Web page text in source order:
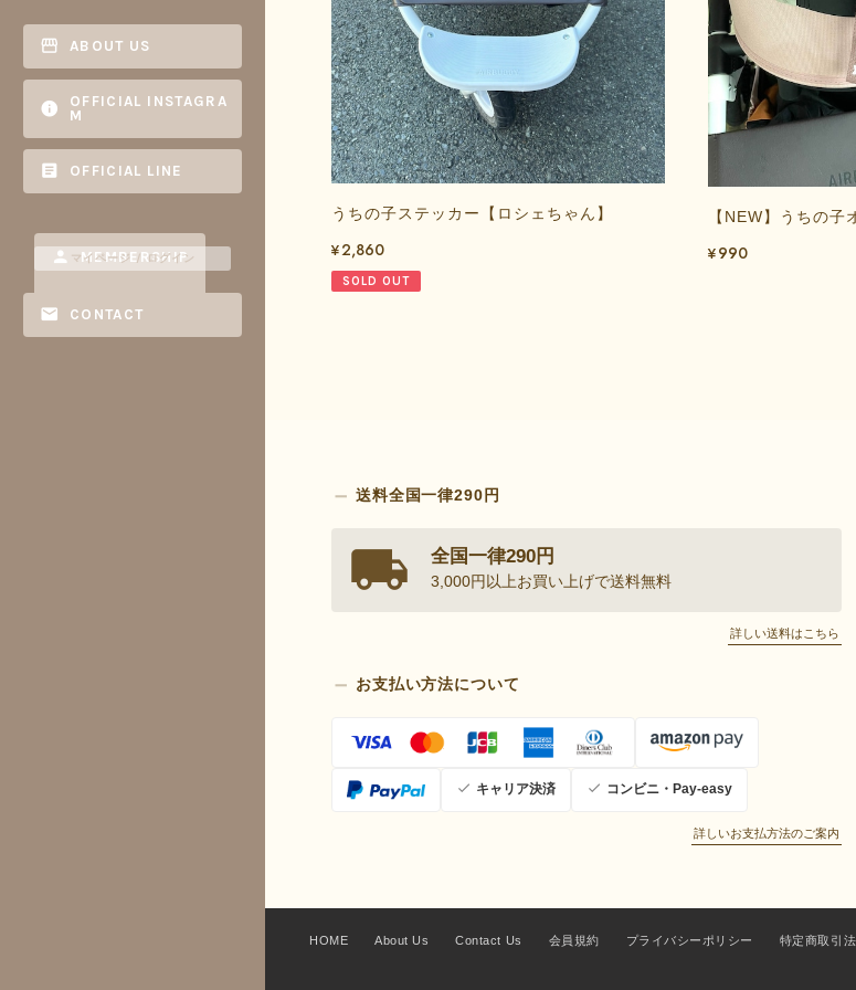
ABOUT US
OFFICIAL INSTAGRA
M
OFFICIAL LINE
MEMBERSHIP
マイページ / ログイン
CONTACT
うちの子ステッカー【ロシェちゃん】
¥2,860
SOLD OUT
【NEW】うちの
¥990
送料全国一律290円
全国一律290円
3,000円以上お買い上げで送料無料
詳しい送料はこちら
お支払い方法について
キャリア決済 コンビニ・Pay-easy
詳しいお支払方法のご案内
HOME About Us Contact Us 会員規約 プライバシーポリシー 特定商取引